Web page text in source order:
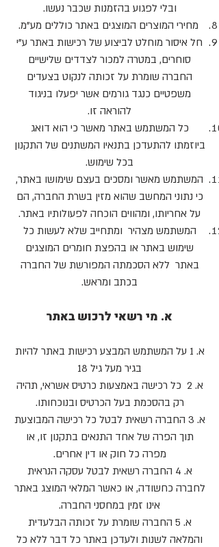
ובלי לפגוע בהזמנות שכבר נעשו.
מחירי המוצרים המוצגים באתר כוללים מע"מ.
חל איסור מוחלט לביצוע של רכישות באתר ע”י
סוחרים, במטרה למכור לצדדים שלישיים
החברה שומרת על זכותה לנקוט בצעדים
משפטיים כנגד גורמים אשר יפעלו בניגוד
להוראה זו.
כל המשתמש באתר מאשר כי הוא דואג
ביוזמתו להתעדכן בתנאיו המשתנים של התקנון
בכל שימוש.
המשתמש מאשר ומסכים בעצם שימושו באתר,
כי נתוני המחשב שהוא מזין בשרת החברה, הם
על אחריותו, ומהווים הוכחה לפעולותיו באתר.
המשתמש מצהיר ומתחייב שלא לעשות כל
שימוש באתר או בהפצת חומרים המוצגים
באתר ללא הסכמתה המפורשת של החברה
בכתב ומראש.
א. מי רשאי לרכוש באתר
א. 1 על המשתמש המבצע רכישות באתר להיות
בגיר מעל גיל 18
א. 2 כל רכישה באמצעות כרטיס אשראי, תהיה
רק בהסכמת בעל הכרטיס ובנוכחותו.
א. 3 החברה רשאית לבטל כל רכישה המבוצעת
תוך הפרה של אחד התנאים בתקנון זו, או
מפרה כל חוק או דין אחרים.
א. 4 החברה רשאית לבטל עסקה הנראית
לחברה כחשודה, או כאשר המלאי המוצג באתר
אינו זמין במחסני החברה.
א. 5 החברה שומרת על זכותה הבלעדית
והמלאה לשנות ולעדכן באתר כל דבר ללא כל